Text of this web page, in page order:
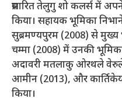
प्रसारित तेलुगु शो कलर्स में
किया। सहायक भूमिका
सुब्रमण्यपुरम (2008) से
चम्मा (2008) में उनकी
अदावरी मतलाकु ओरथले वेरुले
आमीन (2013), और
किया।